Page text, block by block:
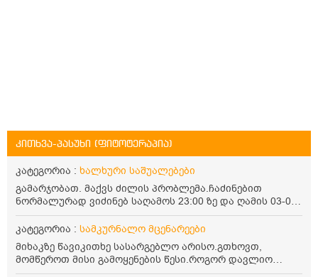
კითხვა-პასუხი (ფიტოტერაპია)
კატეგორია : ხალხური საშუალებები
გამარჯობათ. მაქვს ძილის პრობლემა.ჩაძინებით
ნორმალურად ვიძინებ საღამოს 23:00 ზე და ღამის 03-00
ან 04:00 საათზე მეღვიძება და მერე ვერ ვიძინებ
ვერაფრით.რამე ხალხური საშუალება თუ არის ამ
პრობლემის მოსაგვარებლად
კატეგორია : სამკურნალო მცენარეები
მიხაკზე წავიკითხე სასარგებლო არისო.გთხოვთ,
მომწეროთ მისი გამოყენების წესი.როგორ დავლიო
მიხაკის ჩაი. ასევე მაინტერესებს ლეიკოციტები მაქვს